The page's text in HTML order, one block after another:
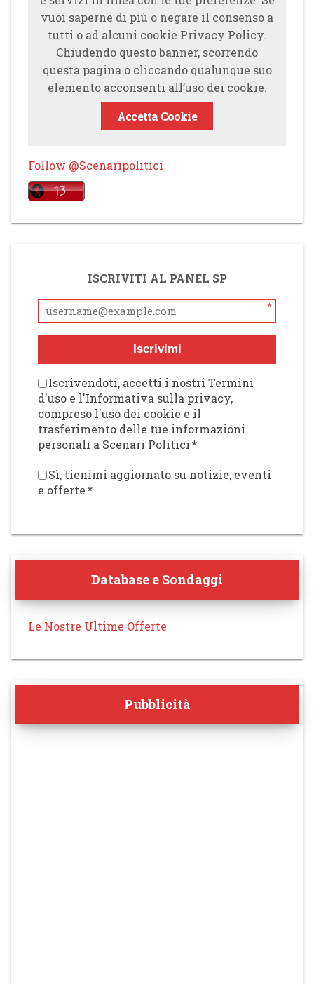
vuoi saperne di più o negare il consenso a
tutti o ad alcuni cookie Privacy Policy.
Chiudendo questo banner, scorrendo
questa pagina o cliccando qualunque suo
elemento acconsenti all’uso dei cookie.
Accetta Cookie
Follow @Scenaripolitici
ISCRIVITI AL PANEL SP
*
Iscrivimi
Iscrivendoti, accetti i nostri Termini
d'uso e l'Informativa sulla privacy,
compreso l'uso dei cookie e il
trasferimento delle tue informazioni
personali a Scenari Politici*
Sì, tienimi aggiornato su notizie, eventi
e offerte*
Database e Sondaggi
Le Nostre Ultime Offerte
Pubblicità